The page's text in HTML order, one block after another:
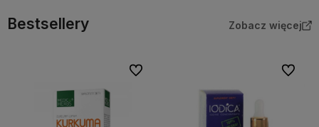
Bestsellery Zobacz więcej
Do ulubionych Do